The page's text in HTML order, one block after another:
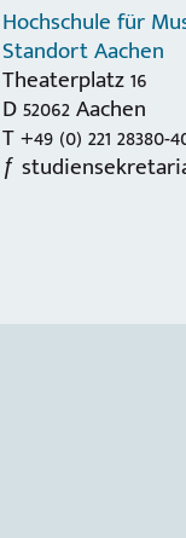
Hochschule für
Standort Aachen
Theaterplatz 16
D 52062 Aachen
T +49 (0) 221 28380-